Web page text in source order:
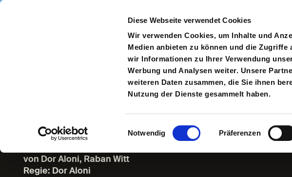
Diese Webseite verwendet Cookies
Wir verwenden Cookies, um Inhalte und
Medien anbieten zu können und die Zugriffe
wir Informationen zu Ihrer Verwendung
Werbung und Analysen weiter. Unsere
weiteren Daten zusammen, die Sie ihnen
Nutzung der Dienste gesammelt haben.
Einwilligungsauswahl
Notwendig Präferenzen
Direkt zum Inhalt
Spielplan Toggle
about:blank
NEW HAMBURG FESTIVAL »SoliPolis«
von Dor Aloni, Raban Witt
Regie: Dor Aloni